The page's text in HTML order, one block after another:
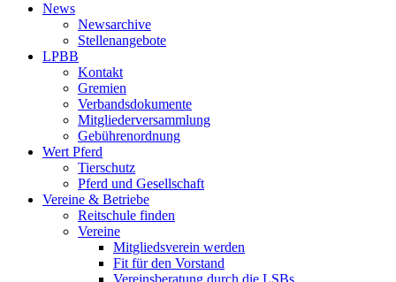
News
Newsarchive
Stellenangebote
LPBB
Kontakt
Gremien
Verbandsdokumente
Mitgliederversammlung
Gebührenordnung
Wert Pferd
Tierschutz
Pferd und Gesellschaft
Vereine & Betriebe
Reitschule finden
Vereine
Mitgliedsverein werden
Fit für den Vorstand